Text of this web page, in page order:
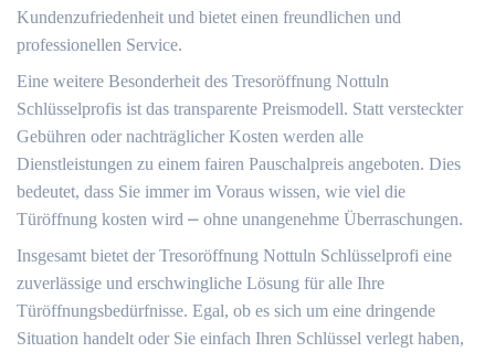
Kundenzufriedenheit und bietet einen freundlichen und
professionellen Service.​
Eine weitere Besonderheit des Tresoröffnung Nottuln
Schlüsselprofis ist das transparente Preismodell.​ Statt versteckter
Gebühren oder nachträglicher Kosten werden alle
Dienstleistungen zu einem fairen Pauschalpreis angeboten.​ Dies
bedeutet, dass Sie immer im Voraus wissen, wie viel die
Türöffnung kosten wird ⎼ ohne unangenehme Überraschungen.​
Insgesamt bietet der Tresoröffnung Nottuln Schlüsselprofi eine
zuverlässige und erschwingliche Lösung für alle Ihre
Türöffnungsbedürfnisse.​ Egal, ob es sich um eine dringende
Situation handelt oder Sie einfach Ihren Schlüssel verlegt haben,